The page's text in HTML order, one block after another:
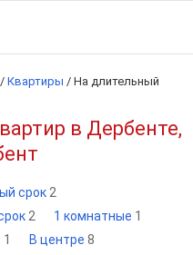
/ Квартиры / На длительный
в Дербенте,
срок 2
2 1 комнатные 1
1 В центре 8